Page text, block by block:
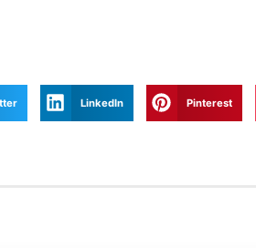
LinkedIn Pinterest